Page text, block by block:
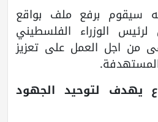
سيقوم برفع ملف بواقع
لرئيس الوزراء الفلسطيني
من اجل العمل على تعزيز
يهدف لتوحيد الجهود